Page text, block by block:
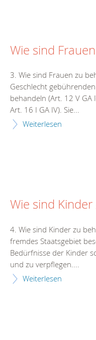
Wie sind
3. Wie sind Frauen zu
Geschlecht
behandeln (Art. 12 V GA
Art. 16 I GA IV). Sie...
Weiterlesen
Wie sind
4. Wie sind Kinder zu
fremdes Staatsgebiet
Bedürfnisse der Kinder
und zu verpflegen....
Weiterlesen